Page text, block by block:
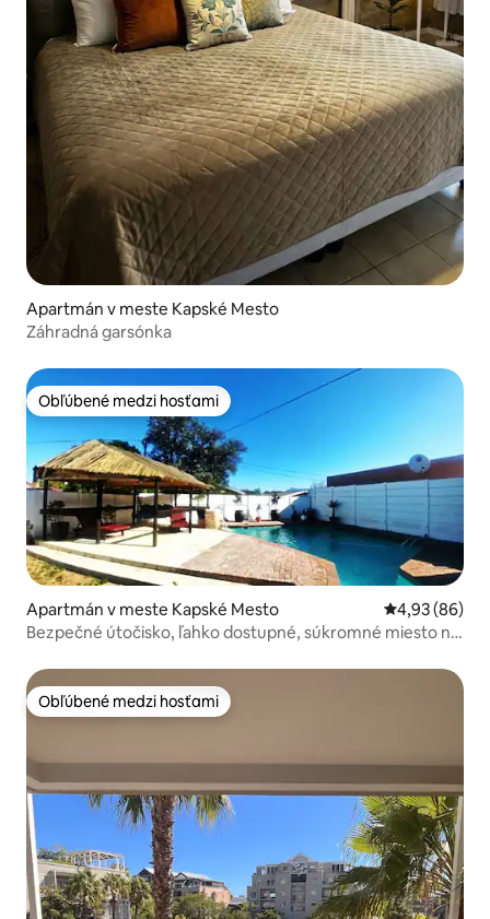
Apartmán v meste Kapské Mesto
Záhradná garsónka
Obľúbené medzi hosťami
Obľúbené medzi hosťami
Apartmán v meste Kapské Mesto Priemerné
4,93 (86)
Bezpečné útočisko, ľahko dostupné, súkromné miesto na
Obľúbené medzi hosťami
Obľúbené medzi hosťami